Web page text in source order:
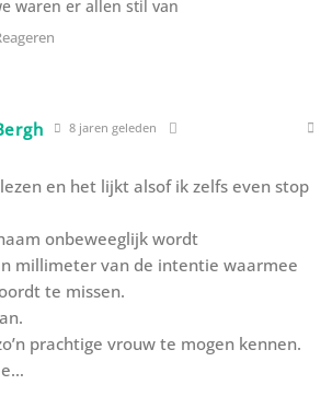
waren er allen stil van
8 jaren geleden
en het lijkt alsof ik zelfs even stop
onbeweeglijk wordt
millimeter van de intentie waarmee
te missen.
prachtige vrouw te mogen kennen.